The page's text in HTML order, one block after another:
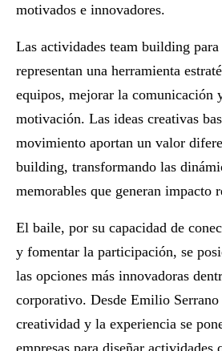
motivados e innovadores.
Las actividades team building para
representan una herramienta
equipos, mejorar la comunicación
motivación. Las ideas creativas
movimiento aportan un valor
building, transformando las
memorables que generan impacto
El baile, por su capacidad de
y fomentar la participación, se
las opciones más innovadoras
corporativo. Desde Emilio Serrano
creatividad y la experiencia se
empresas para diseñar actividades